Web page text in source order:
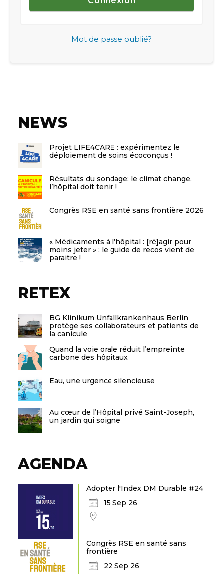
Mot de passe oublié?
NEWS
Projet LIFE4CARE : expérimentez le
déploiement de soins écoconçus !
Résultats du sondage: le climat change,
l’hôpital doit tenir !
Congrès RSE en santé sans frontière 2026
« Médicaments à l’hôpital : [ré]agir pour
moins jeter » : le guide de recos vient de
paraitre !
RETEX
BG Klinikum Unfallkrankenhaus Berlin
protège ses collaborateurs et patients de
la canicule
Quand la voie orale réduit l’empreinte
carbone des hôpitaux
Eau, une urgence silencieuse
Au cœur de l’Hôpital privé Saint-Joseph,
un jardin qui soigne
AGENDA
Adopter l'Index DM Durable #24
15 Sep 26
Congrès RSE en santé sans
frontière
22 Sep 26